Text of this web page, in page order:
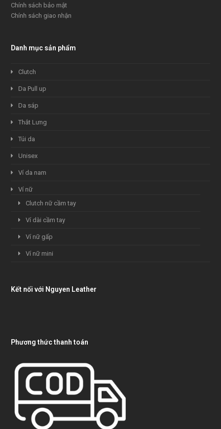
Chính sách bảo mật
Chính sách giao nhận
Danh mục sản phẩm
Clutch
Da Pull up
Da sáp
Thắt Lưng
Túi da
Unisex
Ví da nam
Ví nữ
Clutch nữ cầm tay
Ví dài cầm tay
Ví nữ gấp
Ví nữ mini
Kết nối với Nguyen Leather
Phương thức thanh toán